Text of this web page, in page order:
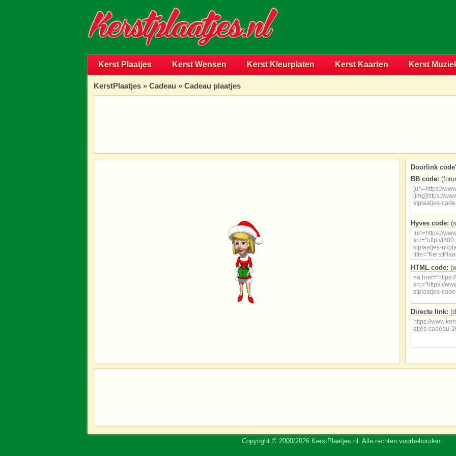
Kerst Plaatjes Kerst Wensen Kerst Kleurplaten Kerst Kaarten Kerst
KerstPlaatjes » Cadeau » Cadeau plaatjes
Doorlink
BB code:
Hyves code:
HTML code:
Directe link:
Copyright © 2000/2026 KerstPlaatjes.nl. Alle rechten voorbehouden.